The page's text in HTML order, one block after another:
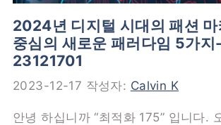
2024년 디지털 시대의 패션 마
중심의 새로운 패러다임 5가
23121701
2023-12-17 작성자: Calvin K
안녕 하십니까 “최적화 175” 입니다.